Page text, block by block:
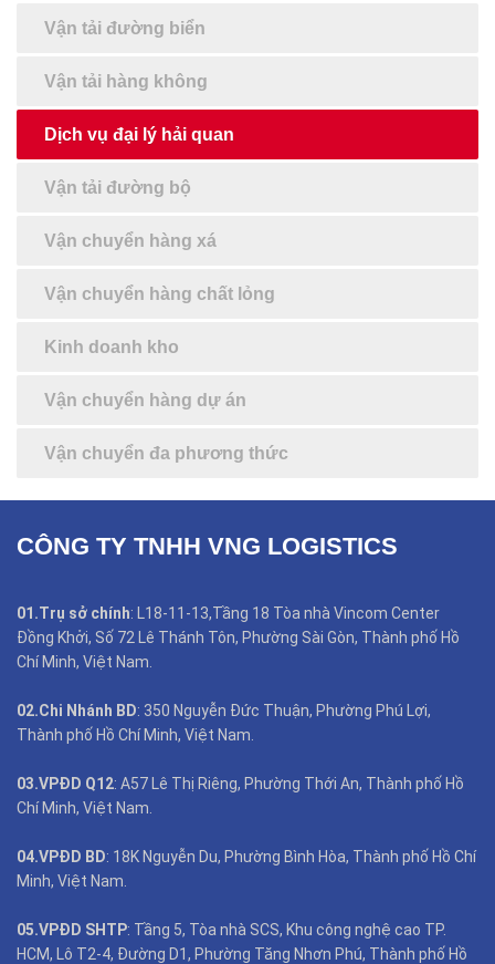
Vận tải đường biển
Vận tải hàng không
Dịch vụ đại lý hải quan
Vận tải đường bộ
Vận chuyển hàng xá
Vận chuyển hàng chất lỏng
Kinh doanh kho
Vận chuyển hàng dự án
Vận chuyển đa phương thức
CÔNG TY TNHH VNG LOGISTICS
01.Trụ sở chính: L18-11-13,Tầng 18 Tòa nhà Vincom Center
Đồng Khởi, Số 72 Lê Thánh Tôn, Phường Sài Gòn, Thành phố Hồ
Chí Minh, Việt Nam.
02.Chi Nhánh BD: 350 Nguyễn Đức Thuận, Phường Phú Lợi,
Thành phố Hồ Chí Minh, Việt Nam.
03.VPĐD Q12: A57 Lê Thị Riêng, Phường Thới An, Thành phố Hồ
Chí Minh, Việt Nam.
04.VPĐD BD: 18K Nguyễn Du, Phường Bình Hòa, Thành phố Hồ Chí
Minh, Việt Nam.
05.VPĐD SHTP: Tầng 5, Tòa nhà SCS, Khu công nghệ cao TP.
HCM, Lô T2-4, Đường D1, Phường Tăng Nhơn Phú, Thành phố Hồ